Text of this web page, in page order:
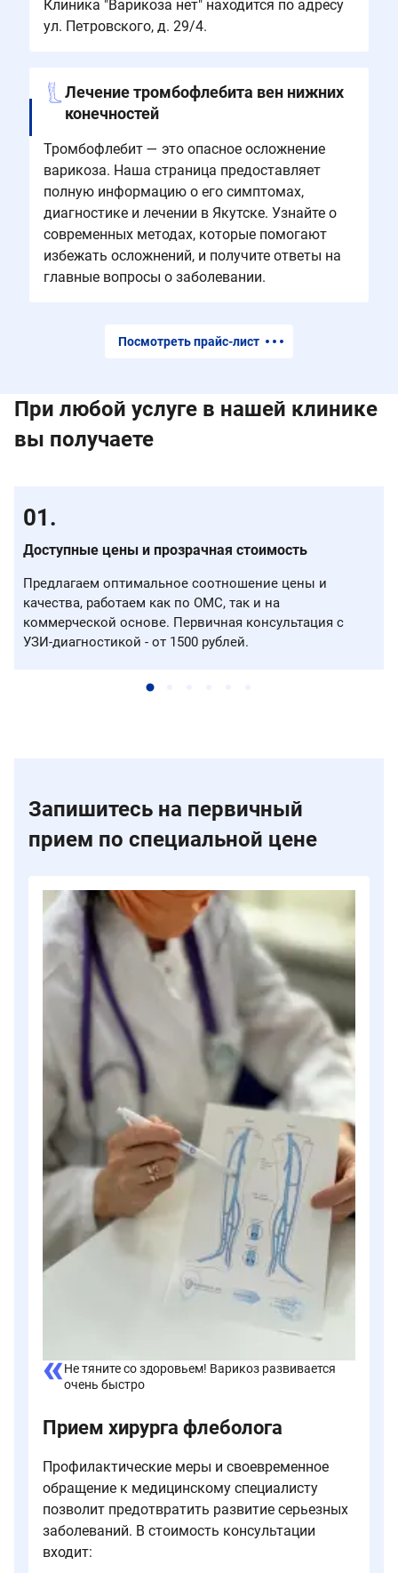
Клиника "Варикоза нет" находится по адресу
ул. Петровского, д. 29/4.
Лечение тромбофлебита вен нижних
конечностей
Тромбофлебит — это опасное осложнение
варикоза. Наша страница предоставляет
полную информацию о его симптомах,
диагностике и лечении в Якутске. Узнайте о
современных методах, которые помогают
избежать осложнений, и получите ответы на
главные вопросы о заболевании.
Посмотреть прайс-лист
При любой услуге в нашей клинике
вы получаете
Доступные цены и прозрачная стоимость
Предлагаем оптимальное соотношение цены и
качества, работаем как по ОМС, так и на
коммерческой основе. Первичная консультация с
УЗИ-диагностикой - от 1500 рублей.
Запишитесь на первичный
прием по специальной цене
Не тяните со здоровьем! Варикоз развивается
очень быстро
Прием хирурга флеболога
Профилактические меры и своевременное
обращение к медицинскому специалисту
позволит предотвратить развитие серьезных
заболеваний. В стоимость консультации
входит: